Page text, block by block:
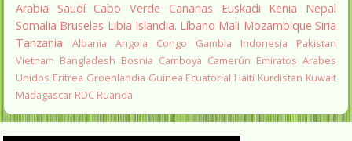
Arabia Saudí Cabo Verde Canarias Euskadi Kenia
Nepal
Somalia Bruselas Libia Islandia. Líbano Mali Mozambique Siria
Tanzania
Albania Angola Congo Gambia Indonesia
Pakistan
Vietnam Bangladesh Bosnia Camboya Camerún Emiratos Arabes
Unidos Eritrea Groenlandia Guinea Ecuatorial Haití Kurdistan Kuwait
Madagascar RDC Ruanda